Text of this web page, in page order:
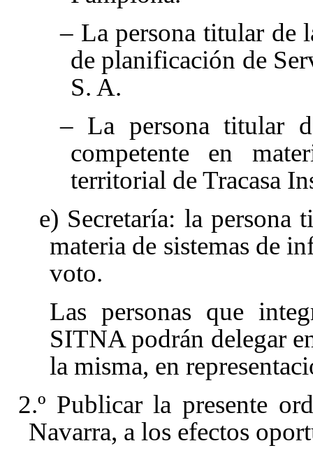
– La persona titular de
de planificación de
S. A.
– La persona titular
competente en
territorial de Tracasa
e) Secretaría: la persona
materia de sistemas de
voto.
Las personas que
SITNA podrán delegar
la misma, en
2.º Publicar la presente
Navarra, a los efectos